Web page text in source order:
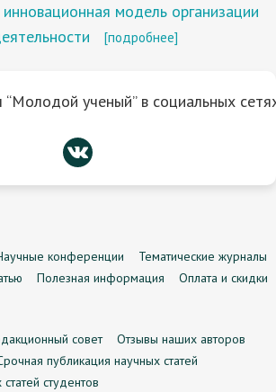
модель организации
[подробнее]
ученый” в социальных
конференции
Тематические журналы
Полезная информация
Оплата и скидки
совет
Отзывы наших авторов
публикация научных статей
студентов